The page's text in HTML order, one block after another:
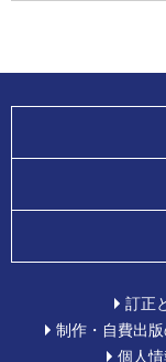
訂正
制作・自費出
個人